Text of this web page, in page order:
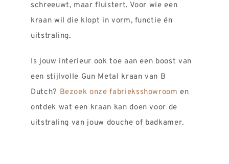
schreeuwt, maar fluistert. Voor wie een
kraan wil die klopt in vorm, functie én
uitstraling.
Is jouw interieur ook toe aan een boost van
een stijlvolle Gun Metal kraan van B
Dutch? Bezoek onze fabrieksshowroom en
ontdek wat een kraan kan doen voor de
uitstraling van jouw douche of badkamer.